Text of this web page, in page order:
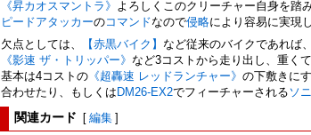
《昇カオスマントラ》 よろしくこのクリーチャー自身を踏
ピードアタッカーのコマンドなので侵略により容易に実現
欠点としては、
【赤黒バイク】など従来のバイクであれば
《影速 ザ・トリッパー》など3コストから走り出し、重く
基本は4コストの 《超轟速 レッドランチャー》の下敷きに
合わせたり、もしくは DM26-EX2でフィーチャーされる ソ
関連カード [編集]